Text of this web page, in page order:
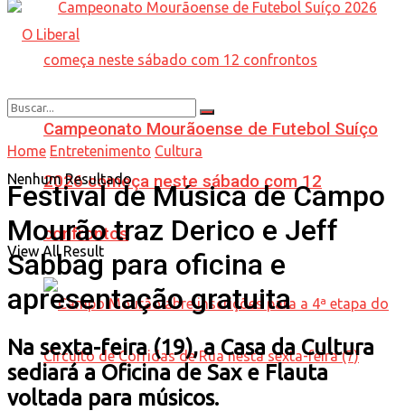
Campeonato Mourãoense de Futebol Suíço
2026 começa neste sábado com 12
confrontos
Nenhum Resultado
View All Result
Home Entretenimento Cultura
Festival de Música de Campo
Mourão traz Derico e Jeff
Sabbag para oficina e
apresentação gratuita
Na sexta-feira (19), a Casa da Cultura
sediará a Oficina de Sax e Flauta
voltada para músicos.